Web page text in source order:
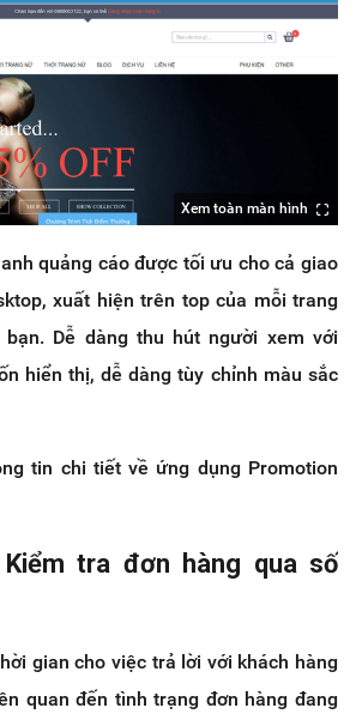
Xem toàn màn hình
quảng cáo được tối ưu cho cả giao
xuất hiện trên top của mỗi trang
Dễ dàng thu hút người xem với
hiển thị, dễ dàng tùy chỉnh màu sắc
tin chi tiết về ứng dụng Promotion
tra đơn hàng qua số
gian cho việc trả lời với khách hàng
quan đến tình trạng đơn hàng đang